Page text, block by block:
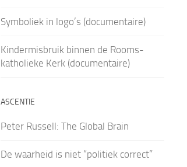
Symboliek in logo’s (documentaire)
Kindermisbruik binnen de Rooms-
katholieke Kerk (documentaire)
ASCENTIE
Peter Russell: The Global Brain
De waarheid is niet “politiek correct”